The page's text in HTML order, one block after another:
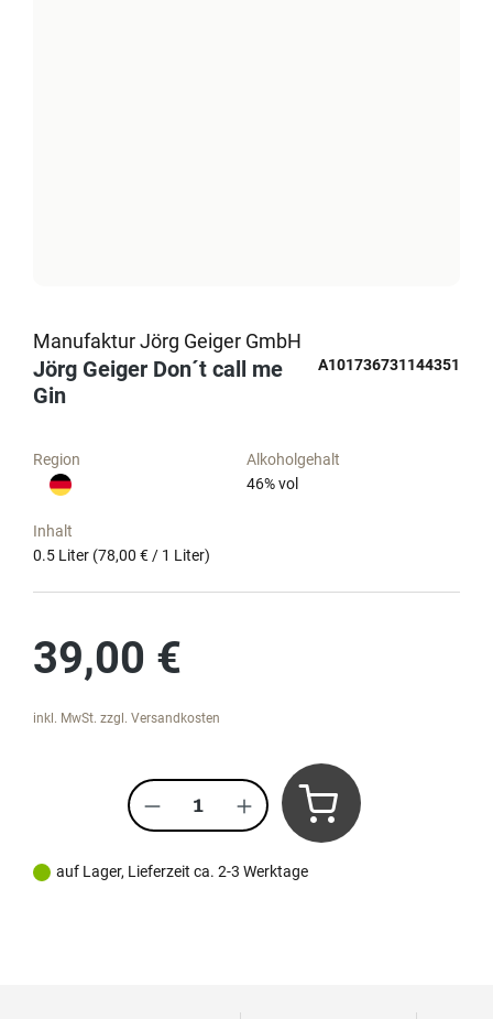
Manufaktur Jörg Geiger GmbH
Jörg Geiger Don´t call me
Gin
A101736731144351
Region
Alkoholgehalt
46% vol
Inhalt
0.5 Liter (78,00 € / 1 Liter)
39,00 €
inkl. MwSt. zzgl. Versandkosten
Produkt Anzahl: Gib den
auf Lager, Lieferzeit ca. 2-3 Werktage